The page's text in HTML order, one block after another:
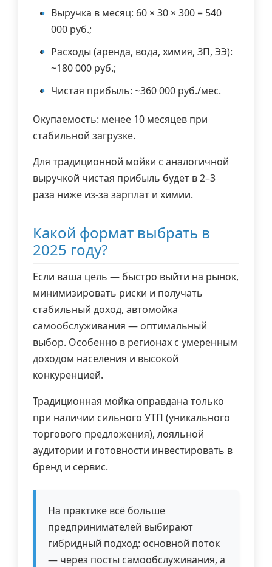
Выручка в месяц: 60 × 30 × 300 = 540
000 руб.;
Расходы (аренда, вода, химия, ЗП, ЭЭ):
~180 000 руб.;
Чистая прибыль: ~360 000 руб./мес.
Окупаемость: менее 10 месяцев при
стабильной загрузке.
Для традиционной мойки с аналогичной
выручкой чистая прибыль будет в 2–3
раза ниже из-за зарплат и химии.
Какой формат выбрать в
2025 году?
Если ваша цель — быстро выйти на рынок,
минимизировать риски и получать
стабильный доход, автомойка
самообслуживания — оптимальный
выбор. Особенно в регионах с умеренным
доходом населения и высокой
конкуренцией.
Традиционная мойка оправдана только
при наличии сильного УТП (уникального
торгового предложения), лояльной
аудитории и готовности инвестировать в
бренд и сервис.
На практике всё больше
предпринимателей выбирают
гибридный подход: основной поток
— через посты самообслуживания, а